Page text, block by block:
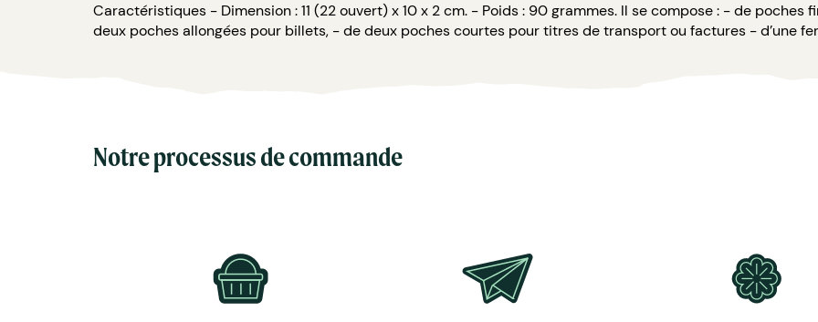
Caractéristiques - Dimension : 11 (22 ouvert) x 10 x 2 cm. - Poids : 90 grammes. Il se compose : - de
deux poches allongées pour billets, - de deux poches courtes pour titres de transport ou factures - d’une
Notre processus de commande